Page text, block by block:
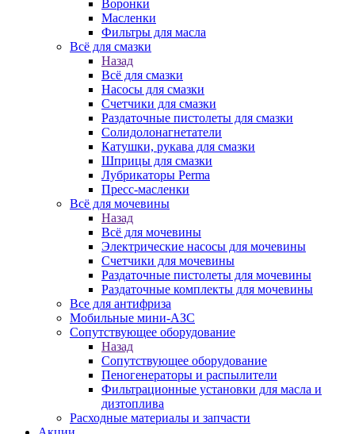
Воронки
Масленки
Фильтры для масла
Всё для смазки
Назад
Всё для смазки
Насосы для смазки
Счетчики для смазки
Раздаточные пистолеты для смазки
Солидолонагнетатели
Катушки, рукава для смазки
Шприцы для смазки
Лубрикаторы Perma
Пресс-масленки
Всё для мочевины
Назад
Всё для мочевины
Электрические насосы для мочевины
Счетчики для мочевины
Раздаточные пистолеты для мочевины
Раздаточные комплекты для мочевины
Все для антифриза
Мобильные мини-АЗС
Сопутствующее оборудование
Назад
Сопутствующее оборудование
Пеногенераторы и распылители
Фильтрационные установки для масла и
дизтоплива
Расходные материалы и запчасти